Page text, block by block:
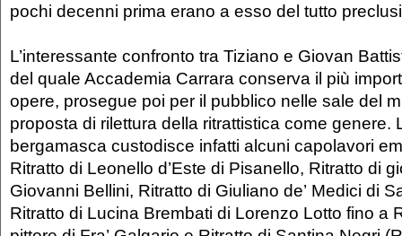
pochi decenni prima erano a esso del tutto
L’interessante confronto tra Tiziano e Giovan
del quale Accademia Carrara conserva il più
opere, prosegue poi per il pubblico nelle sale del
proposta di rilettura della ritrattistica come genere.
bergamasca custodisce infatti alcuni capolavori
Ritratto di Leonello d’Este di Pisanello, Ritratto di
Giovanni Bellini, Ritratto di Giuliano de’ Medici di
Ritratto di Lucina Brembati di Lorenzo Lotto fino a